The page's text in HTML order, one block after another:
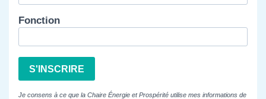
Fonction
S'INSCRIRE
Je consens à ce que la Chaire Énergie et Prospérité utilise mes informations de